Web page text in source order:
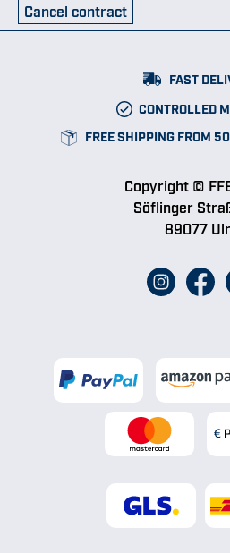
Cancel contract
FAST
CONTROLLED
FREE SHIPPING FROM
Copyright ©
Söflinger
89077